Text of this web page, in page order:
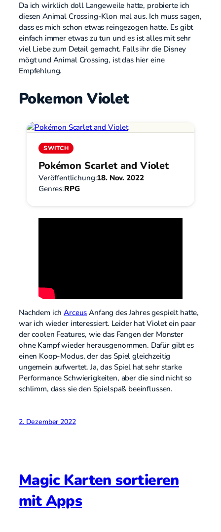
Da ich wirklich doll Langeweile hatte, probierte ich
diesen Animal Crossing-Klon mal aus. Ich muss sagen,
dass es mich schon etwas reingezogen hatte. Es gibt
einfach immer etwas zu tun und es ist alles mit sehr
viel Liebe zum Detail gemacht. Falls ihr die Disney
mögt und Animal Crossing, ist das hier eine
Empfehlung.
Pokemon Violet
SWITCH
Pokémon Scarlet and Violet
Veröffentlichung:18. Nov. 2022
Genres:RPG
Nachdem ichArceus Anfang des Jahres gespielt hatte,
war ich wieder interessiert. Leider hat Violet ein paar
der coolen Features, wie das Fangen der Monster
ohne Kampf wieder herausgenommen. Dafür gibt es
einen Koop-Modus, der das Spiel gleichzeitig
ungemein aufwertet. Ja, das Spiel hat sehr starke
Performance Schwierigkeiten, aber die sind nicht so
schlimm, dass sie den Spielspaß beeinflussen.
2. Dezember 2022
Magic Karten sortieren
mit Apps